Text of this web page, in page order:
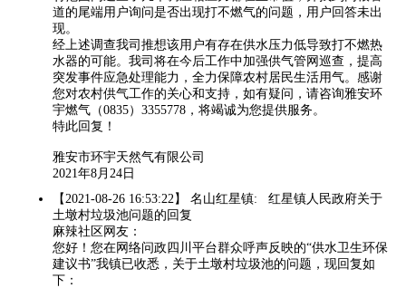
道的尾端用户询问是否出现打不燃气的问题，用户回答未出
现。
经上述调查我司推想该用户有存在供水压力低导致打不燃热
水器的可能。我司将在今后工作中加强供气管网巡查，提高
突发事件应急处理能力，全力保障农村居民生活用气。感谢
您对农村供气工作的关心和支持，如有疑问，请咨询雅安环
宇燃气（0835）3355778，将竭诚为您提供服务。
特此回复！
雅安市环宇天然气有限公司
2021年8月24日
【2021-08-26 16:53:22】 名山红星镇: 红星镇人民政府关于
土墩村垃圾池问题的回复
麻辣社区网友：
您好！您在网络问政四川平台群众呼声反映的“供水卫生环保
建议书”我镇已收悉，关于土墩村垃圾池的问题，现回复如
下：